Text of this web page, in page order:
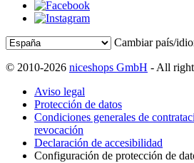
Cambiar país/
© 2010-2026 niceshops GmbH - All
Aviso legal
Protección de datos
Condiciones generales de
revocación
Declaración de accesibilidad
Configuración de protección de